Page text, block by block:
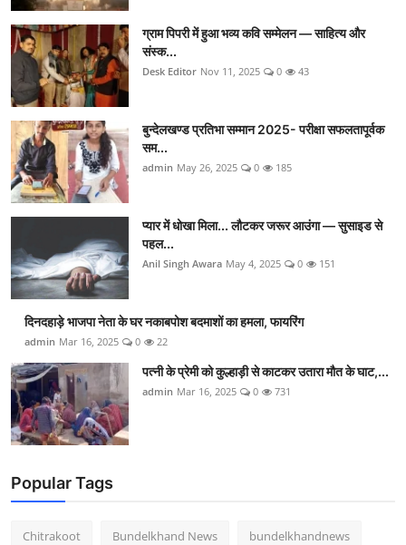
ग्राम पिपरी में हुआ भव्य कवि सम्मेलन — साहित्य और
संस्क...
Desk Editor Nov 11, 2025 0 43
बुन्देलखण्ड प्रतिभा सम्मान 2025- परीक्षा सफलतापूर्वक
सम...
admin May 26, 2025 0 185
प्यार में धोखा मिला... लौटकर जरूर आउंगा — सुसाइड से
पहल...
Anil Singh Awara May 4, 2025 0 151
दिनदहाड़े भाजपा नेता के घर नकाबपोश बदमाशों का हमला, फायरिंग
admin Mar 16, 2025 0 22
पत्नी के प्रेमी को कुल्हाड़ी से काटकर उतारा मौत के घाट,...
admin Mar 16, 2025 0 731
Popular Tags
Chitrakoot Bundelkhand News bundelkhandnews